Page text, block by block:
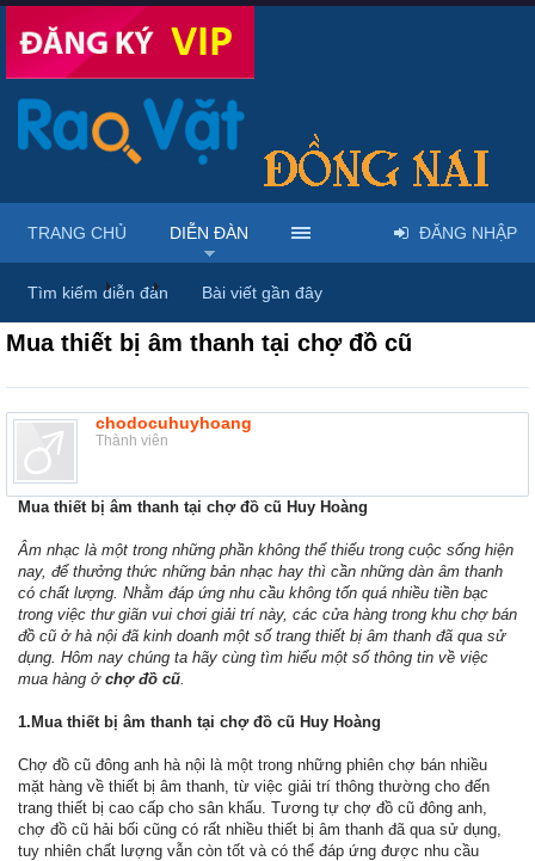
Diễn đàn ... Rao vặt tổng hợp - Uy tín - Miễn phí
Mua thiết bị âm thanh tại chợ đồ cũ
chodocuhuyhoang
Thành viên
Mua thiết bị âm thanh tại chợ đồ cũ Huy Hoàng
Âm nhạc là một trong những phần không thể thiếu trong cuộc sống hiện
nay, để thưởng thức những bản nhạc hay thì cần những dàn âm thanh
có chất lượng. Nhằm đáp ứng nhu cầu không tốn quá nhiều tiền bạc
trong việc thư giãn vui chơi giải trí này, các cửa hàng trong khu chợ bán
đồ cũ ở hà nội đã kinh doanh một số trang thiết bị âm thanh đã qua sử
dụng. Hôm nay chúng ta hãy cùng tìm hiểu một số thông tin về việc
mua hàng ở chợ đồ cũ.
1.Mua thiết bị âm thanh tại chợ đồ cũ Huy Hoàng
Chợ đồ cũ đông anh hà nội là một trong những phiên chợ bán nhiều
mặt hàng về thiết bị âm thanh, từ việc giải trí thông thường cho đến
trang thiết bị cao cấp cho sân khấu. Tương tự chợ đồ cũ đông anh,
chợ đồ cũ hải bối cũng có rất nhiều thiết bị âm thanh đã qua sử dụng,
tuy nhiên chất lượng vẫn còn tốt và có thể đáp ứng được nhu cầu
TRANG CHỦ DIỄN ĐÀN
Tìm kiếm diễn đàn Bài viết gần đây
ĐĂNG NHẬP